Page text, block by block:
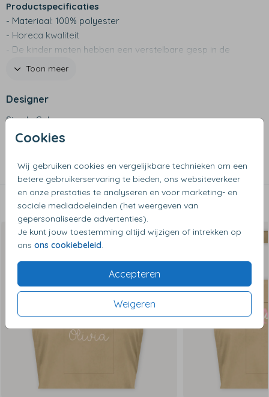
Cookies
Wij gebruiken cookies en vergelijkbare technieken om een
betere gebruikerservaring te bieden, ons websiteverkeer
en onze prestaties te analyseren en voor marketing- en
sociale mediadoeleinden (het weergeven van
gepersonaliseerde advertenties).
Je kunt jouw toestemming altijd wijzigen of intrekken op
ons ons cookiebeleid.
Accepteren
Weigeren
Productspecificaties
- Materiaal: 100% polyester
- Horeca kwaliteit
- De kinder maten hebben een verstelbare gesp in de
- Niet geschikt voor de wasdroger
Toon meer
Designer
Simply Colors
Collectie
Kookschorten
Dit vind je misschien ook leuk